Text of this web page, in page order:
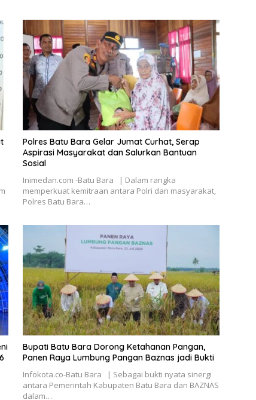
Polres Batu Bara Gelar Jumat Curhat, Serap
Aspirasi Masyarakat dan Salurkan Bantuan
Sosial
Inimedan.com -Batu Bara | Dalam rangka
memperkuat kemitraan antara Polri dan masyarakat,
Polres Batu Bara…
Bupati Batu Bara Dorong Ketahanan Pangan,
Panen Raya Lumbung Pangan Baznas jadi Bukti
Infokota.co-Batu Bara | Sebagai bukti nyata sinergi
antara Pemerintah Kabupaten Batu Bara dan BAZNAS
dalam…